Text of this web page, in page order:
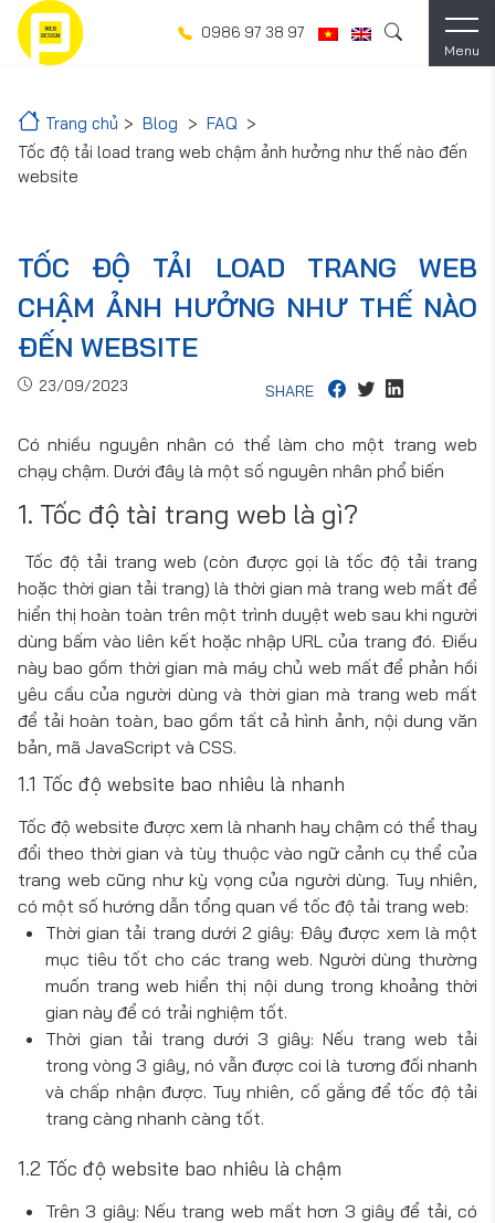
Menu
0986 97 38 97
Trang chủ Blog
FAQ
Tốc độ tải load trang web chậm ảnh hưởng như thế nào đến
website
TỐC ĐỘ TẢI LOAD TRANG WEB
CHẬM ẢNH HƯỞNG NHƯ THẾ NÀO
ĐẾN WEBSITE
23/09/2023 SHARE
Có nhiều nguyên nhân có thể làm cho một trang web
chạy chậm. Dưới đây là một số nguyên nhân phổ biến
1. Tốc độ tài trang web là gì?
Tốc độ tải trang web (còn được gọi là tốc độ tải trang
hoặc thời gian tải trang) là thời gian mà trang web mất để
hiển thị hoàn toàn trên một trình duyệt web sau khi người
dùng bấm vào liên kết hoặc nhập URL của trang đó. Điều
này bao gồm thời gian mà máy chủ web mất để phản hồi
yêu cầu của người dùng và thời gian mà trang web mất
để tải hoàn toàn, bao gồm tất cả hình ảnh, nội dung văn
bản, mã JavaScript và CSS.
1.1 Tốc độ website bao nhiêu là nhanh
Tốc độ website được xem là nhanh hay chậm có thể thay
đổi theo thời gian và tùy thuộc vào ngữ cảnh cụ thể của
trang web cũng như kỳ vọng của người dùng. Tuy nhiên,
có một số hướng dẫn tổng quan về tốc độ tải trang web:
Thời gian tải trang dưới 2 giây: Đây được xem là một
mục tiêu tốt cho các trang web. Người dùng thường
muốn trang web hiển thị nội dung trong khoảng thời
gian này để có trải nghiệm tốt.
Thời gian tải trang dưới 3 giây: Nếu trang web tải
trong vòng 3 giây, nó vẫn được coi là tương đối nhanh
và chấp nhận được. Tuy nhiên, cố gắng để tốc độ tải
trang càng nhanh càng tốt.
1.2 Tốc độ website bao nhiêu là chậm
Trên 3 giây: Nếu trang web mất hơn 3 giây để tải, có